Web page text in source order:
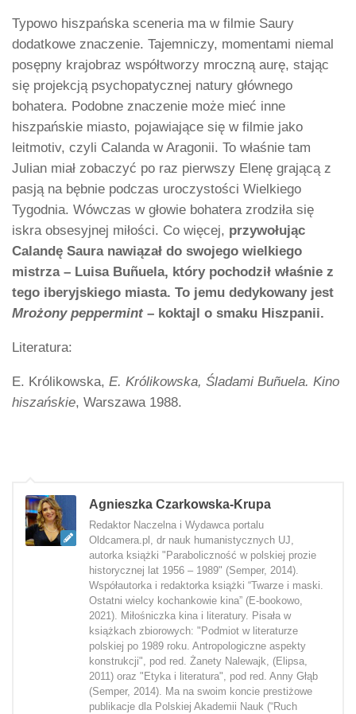
Typowo hiszpańska sceneria ma w filmie Saury
dodatkowe znaczenie. Tajemniczy, momentami niemal
posępny krajobraz współtworzy mroczną aurę, stając
się projekcją psychopatycznej natury głównego
bohatera. Podobne znaczenie może mieć inne
hiszpańskie miasto, pojawiające się w filmie jako
leitmotiv, czyli Calanda w Aragonii. To właśnie tam
Julian miał zobaczyć po raz pierwszy Elenę grającą z
pasją na bębnie podczas uroczystości Wielkiego
Tygodnia. Wówczas w głowie bohatera zrodziła się
iskra obsesyjnej miłości. Co więcej, przywołując
Calandę Saura nawiązał do swojego wielkiego
mistrza – Luisa Buñuela, który pochodził właśnie z
tego iberyjskiego miasta. To jemu dedykowany jest
Mrożony peppermint– koktajl o smaku Hiszpanii.
Literatura:
E. Królikowska, E. Królikowska, Śladami Buñuela. Kino
hiszańskie, Warszawa 1988.
Agnieszka Czarkowska-Krupa
Redaktor Naczelna i Wydawca portalu
Oldcamera.pl, dr nauk humanistycznych UJ,
autorka książki "Paraboliczność w polskiej prozie
historycznej lat 1956 – 1989" (Semper, 2014).
Współautorka i redaktorka książki “Twarze i maski.
Ostatni wielcy kochankowie kina” (E-bookowo,
2021). Miłośniczka kina i literatury. Pisała w
książkach zbiorowych: "Podmiot w literaturze
polskiej po 1989 roku. Antropologiczne aspekty
konstrukcji", pod red. Żanety Nalewajk, (Elipsa,
2011) oraz "Etyka i literatura", pod red. Anny Głąb
(Semper, 2014). Ma na swoim koncie prestiżowe
publikacje dla Polskiej Akademii Nauk (“Ruch